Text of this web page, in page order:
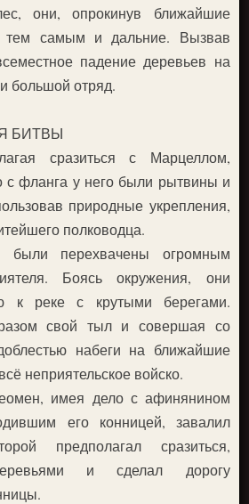
они, опрокинув ближайшие
тем самым и дальние. Вызвав
падение деревьев на
большой отряд.
БИТВЫ
сразиться с Марцеллом,
с фланга у него были рытвины и
природные укрепления,
полководца.
перехвачены огромным
Боясь окружения, они
к реке с крутыми берегами.
свой тыл и совершая со
набеги на ближайшие
неприятельское войско.
имея дело с афинянином
его конницей, завалил
предполагал сразиться,
и сделал дорогу